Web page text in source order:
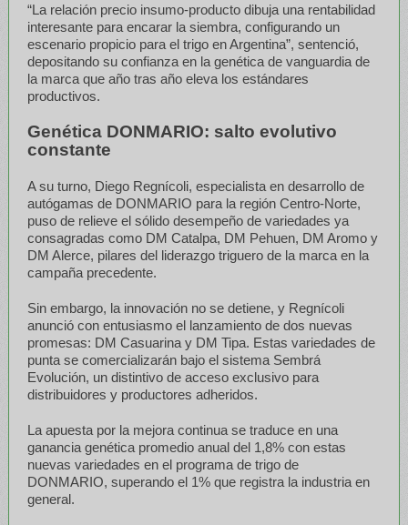
“La relación precio insumo-producto dibuja una rentabilidad
interesante para encarar la siembra, configurando un
escenario propicio para el trigo en Argentina”, sentenció,
depositando su confianza en la genética de vanguardia de
la marca que año tras año eleva los estándares
productivos.
Genética DONMARIO: salto evolutivo
constante
A su turno, Diego Regnícoli, especialista en desarrollo de
autógamas de DONMARIO para la región Centro-Norte,
puso de relieve el sólido desempeño de variedades ya
consagradas como DM Catalpa, DM Pehuen, DM Aromo y
DM Alerce, pilares del liderazgo triguero de la marca en la
campaña precedente.
Sin embargo, la innovación no se detiene, y Regnícoli
anunció con entusiasmo el lanzamiento de dos nuevas
promesas: DM Casuarina y DM Tipa. Estas variedades de
punta se comercializarán bajo el sistema Sembrá
Evolución, un distintivo de acceso exclusivo para
distribuidores y productores adheridos.
La apuesta por la mejora continua se traduce en una
ganancia genética promedio anual del 1,8% con estas
nuevas variedades en el programa de trigo de
DONMARIO, superando el 1% que registra la industria en
general.